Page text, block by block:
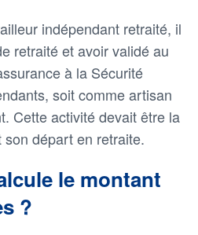
indépendant retraité, il
retraité et avoir validé au
à la Sécurité
soit comme artisan
Cette activité devait être la
départ en retraite.
le montant
?